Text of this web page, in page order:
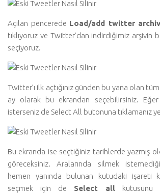
Açılan pencerede Load/add twitter
tıklıyoruz ve Twitter’dan indirdiğimiz arşivin
seçiyoruz.
Twitter’ı ilk açtığınız günden bu yana olan
ay olarak bu ekrandan seçebilirsiniz. Eğer
isterseniz de Select All butonuna tıklamanız
Bu ekranda ise seçtiğiniz tarihlerde yazmış
göreceksiniz. Aralarında silmek
hemen yanında bulunan kutudaki işareti
seçmek için de Select all kutusunu